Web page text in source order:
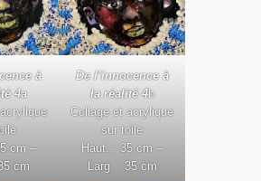
à
4a
cm –
cm
De l’innocence à
la réalité 4b
Collage et acrylique
sur toile
Haut. : 35 cm –
Larg. : 35 cm